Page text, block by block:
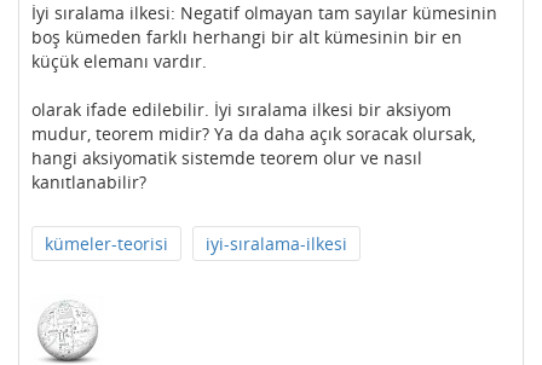
İyi sıralama ilkesi: Negatif olmayan tam sayılar kümesinin
boş kümeden farklı herhangi bir alt kümesinin bir en
küçük elemanı vardır.
olarak ifade edilebilir. İyi sıralama ilkesi bir aksiyom
mudur, teorem midir? Ya da daha açık soracak olursak,
hangi aksiyomatik sistemde teorem olur ve nasıl
kanıtlanabilir?
kümeler-teorisi iyi-sıralama-ilkesi